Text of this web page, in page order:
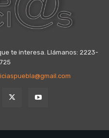
te interesa. Llámanos: 2223-